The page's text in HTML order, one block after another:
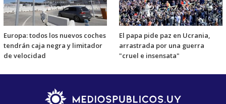
Europa: todos los nuevos coches
tendrán caja negra y limitador
de velocidad
El papa pide paz en Ucrania,
arrastrada por una guerra
"cruel e insensata"